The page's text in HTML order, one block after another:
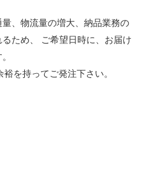
、物流量の増大、納品業務の
ため、 ご希望日時に、お届け
を持ってご発注下さい。